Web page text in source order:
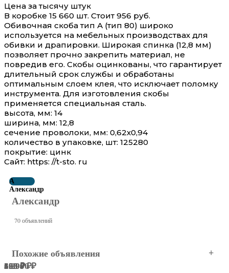
Цена за тысячу штук
В коробке 15 660 шт. Стоит 956 руб.
Обивочная скоба тип А (тип 80) широко
используется на мебельных производствах для
обивки и драпировки. Широкая спинка (12,8 мм)
позволяет прочно закрепить материал, не
повредив его. Скобы оцинкованы, что гарантирует
длительный срок службы и обработаны
оптимальным слоем клея, что исключает поломку
инструмента. Для изготовления скобы
применяется специальная сталь.
высота, мм: 14
ширина, мм: 12,8
сечение проволоки, мм: 0,62х0,94
количество в упаковке, шт: 125280
покрытие: цинк
Сайт: https: //t-sto. ru
А
Александр
Александр
70 объявлений
Похожие объявления
55 000 ₽
5 299 ₽
108 ₽
120 ₽
393 ₽
660 ₽